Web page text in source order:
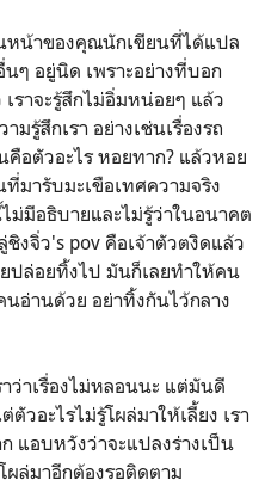
าของคุณนักเขียนที่ได้แปล
นๆ อยู่นิด เพราะอย่างที่บอก
ราจะรู้สึกไม่อิ่มหน่อยๆ แล้ว
มรู้สึกเรา อย่างเช่นเรื่องรถ
คือตัวอะไร หอยทาก? แล้วหอย
มารับมะเขือเทศความจริง
ม่มีอธิบายและไม่รู้ว่าในอนาคต
งจิ่ว's pov คือเจ้าตัวตงิดแล้ว
ยปล่อยทิ้งไป มันก็เลยทำให้คน
อ่านด้วย อย่าทิ้งกันไว้กลาง
เรื่องไม่หลอนนะ แต่มันดี
วอะไรไม่รู้โผล่มาให้เลี้ยง เรา
แอบหวังว่าจะแปลงร่างเป็น
ผล่มาอีกต้องรอติดตาม